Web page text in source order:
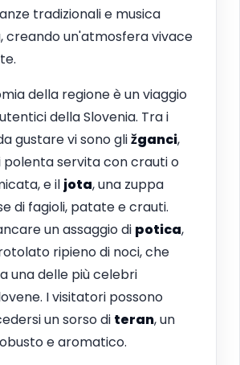
tradizionali e musica
creando un'atmosfera vivace
della regione è un viaggio
della Slovenia. Tra i
gustare vi sono gližganci,
polenta servita con crauti o
e il jota, una zuppa
di fagioli, patate e crauti.
un assaggio di potica,
ripieno di noci, che
una delle più celebri
I visitatori possono
un sorso di teran, un
e aromatico.